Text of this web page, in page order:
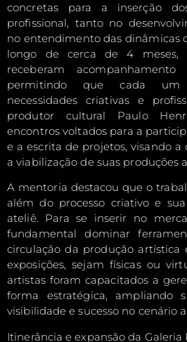
concretas para a inserção
profissional, tanto no
no entendimento das dinâmicas
longo de cerca de 4 meses,
receberam
permitindo que cada um
necessidades criativas e
produtor cultural Paulo
encontros voltados para a
e a escrita de projetos, visando a
a viabilização de suas produções
A mentoria destacou que o
além do processo criativo e
ateliê. Para se inserir no
fundamental dominar
circulação da produção artística
exposições, sejam físicas ou
artistas foram capacitados a
forma estratégica, ampliando
visibilidade e sucesso no cenário
Itinerância e expansão da Galeria